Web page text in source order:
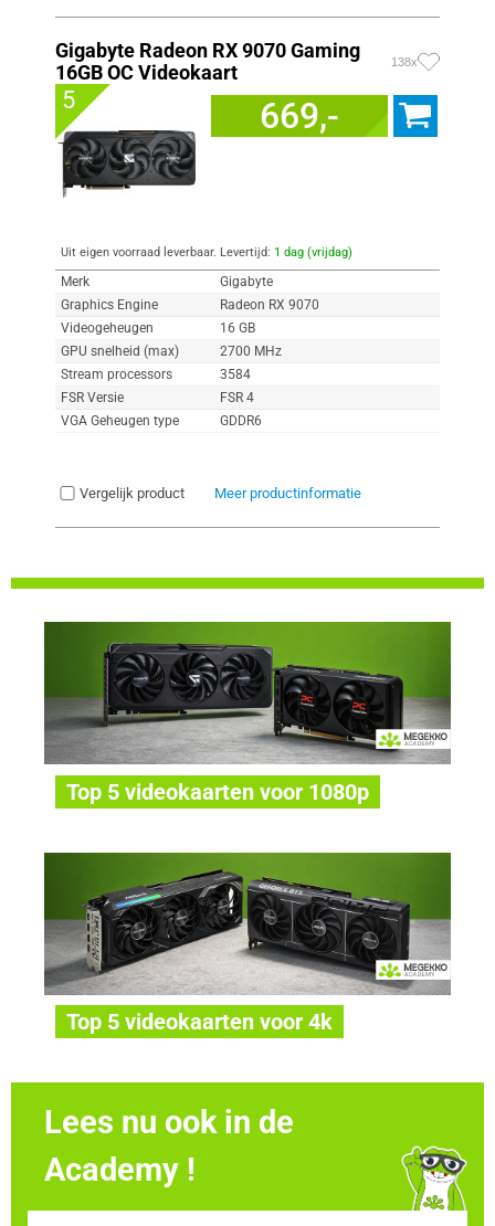
Gigabyte Radeon RX 9070 Gaming
16GB OC Videokaart
138x
5 669,-
Uit eigen voorraad leverbaar. Levertijd: 1 dag (vrijdag)
Merk
Gigabyte
Graphics Engine
Radeon RX 9070
Videogeheugen
16 GB
GPU snelheid (max)
2700 MHz
Stream processors
3584
FSR Versie
FSR 4
VGA Geheugen type
GDDR6
Vergelijk product Meer productinformatie
Top 5 videokaarten voor 1080p
Top 5 videokaarten voor 4k
Lees nu ook in de
Academy !